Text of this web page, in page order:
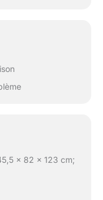
x 82 x 123 cm;